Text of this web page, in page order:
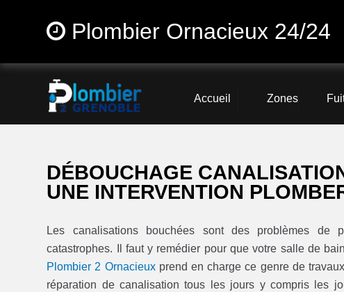
Plombier Ornacieux 24/24
Accueil Zones
DÉBOUCHAGE
UNE INTERVENTION
Les canalisations bouchées sont des problèmes de
catastrophes. Il faut y remédier pour que votre salle de
Plombier 2 Ornacieuxprend en charge ce genre de
réparation de canalisation tous les jours y compris les